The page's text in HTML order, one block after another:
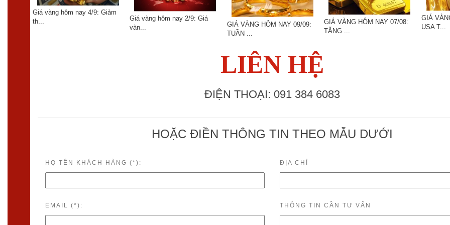
Giá vàng hôm nay 4/9: Giảm
th...
Giá vàng hôm nay 2/9: Giá
vàn...
GIÁ VÀNG HÔM NAY 09/09:
TUẦN ...
GIÁ VÀNG HÔM NAY 07/08:
TĂNG ...
GIÁ
USA T...
LIÊN HỆ
ĐIỆN THOẠI: 091 384 6083
HOẶC ĐIỀN THÔNG TIN THEO MẪU DƯỚI
HỌ TÊN KHÁCH HÀNG (*):
EMAIL (*):
ĐỊA CHỈ
THÔNG TIN CẦN TƯ VẤN